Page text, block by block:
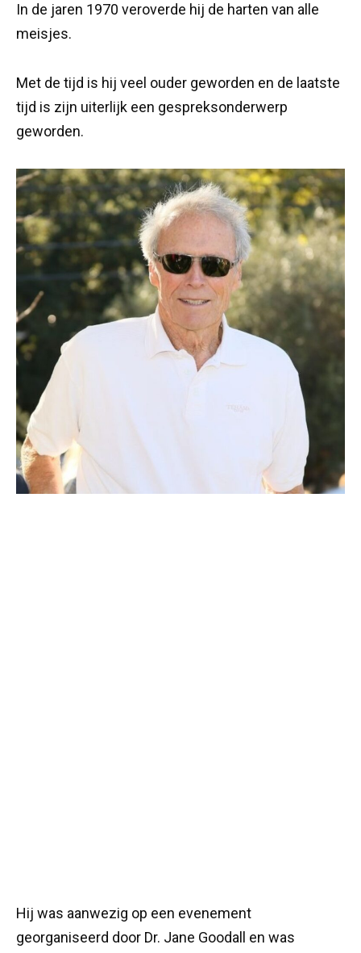
In de jaren 1970 veroverde hij de harten van alle
meisjes.
Met de tijd is hij veel ouder geworden en de laatste
tijd is zijn uiterlijk een gespreksonderwerp
geworden.
Hij was aanwezig op een evenement
georganiseerd door Dr. Jane Goodall en was